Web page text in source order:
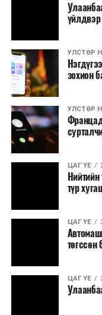
УЛСТӨР
зохион
УЛСТӨР
ЦАГ ҮЕ
түр
ЦАГ ҮЕ
төгссөн
ЦАГ ҮЕ